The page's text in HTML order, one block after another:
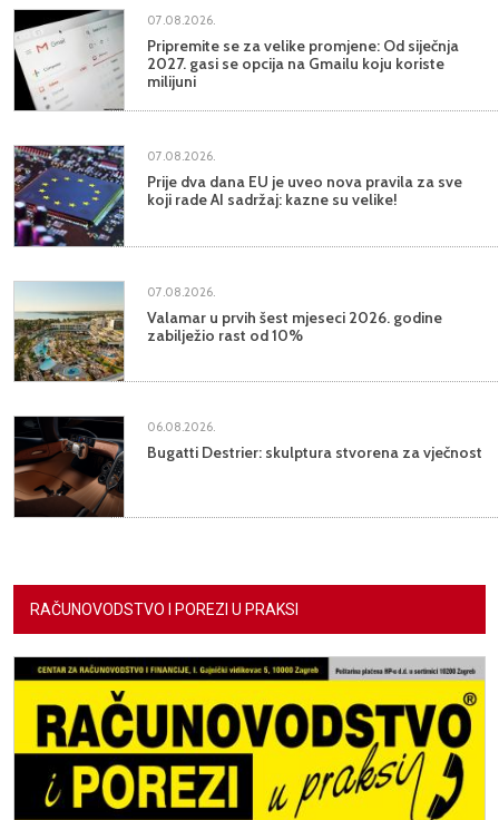
07.08.2026.
Pripremite se za velike promjene: Od siječnja
2027. gasi se opcija na Gmailu koju koriste
milijuni
07.08.2026.
Prije dva dana EU je uveo nova pravila za sve
koji rade AI sadržaj: kazne su velike!
07.08.2026.
Valamar u prvih šest mjeseci 2026. godine
zabilježio rast od 10%
06.08.2026.
Bugatti Destrier: skulptura stvorena za vječnost
RAČUNOVODSTVO I POREZI U PRAKSI